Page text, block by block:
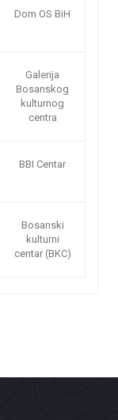
Dom OS BiH
Galerija
Bosanskog
kulturnog
centra
BBI Centar
Bosanski
kulturni
centar (BKC)